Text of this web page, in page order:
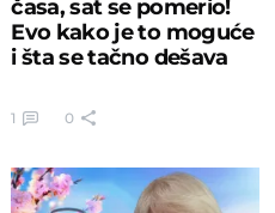
časa, sat se pomerio!
Evo kako je to moguće
i šta se tačno dešava
1 0